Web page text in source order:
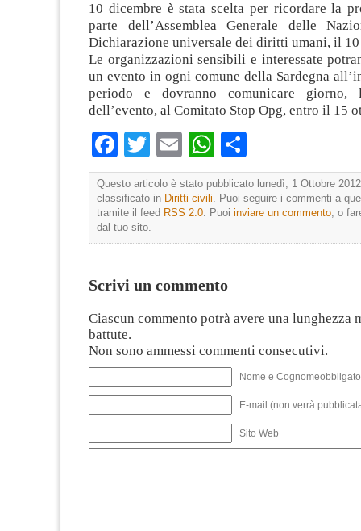
10 dicembre è stata scelta per ricordare la
parte dell’Assemblea Generale delle
Dichiarazione universale dei diritti umani, il
Le organizzazioni sensibili e interessate
un evento in ogni comune della Sardegna
periodo e dovranno comunicare
dell’evento, al Comitato Stop Opg, entro il 15
Facebook
TwitterEmailWhatsApp
Questo articolo è stato pubblicato lunedì, 1 Ottobre
classificato in Diritti civili. Puoi seguire i commenti a
tramite il feed RSS 2.0. Puoi inviare un commento, o
dal tuo sito.
Scrivi un commento
Ciascun commento potrà avere una lunghezza
battute.
Non sono ammessi commenti consecutivi.
Nome e
E-mail (non verrà
Sito Web